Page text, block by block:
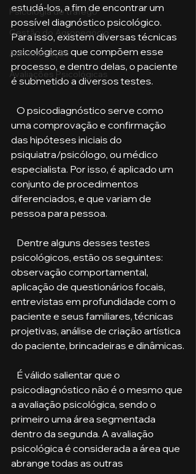
Psicologia de tráfego
Gestão do Agronegócio
Administração
Avaliações Psicológicas
estudá-los, a fim de encontrar um
possível diagnóstico psicológico.
Para isso, existem diversas técnicas
psicológicas que compõem esse
processo, e dentro delas, o paciente
é submetido a diversos testes.
uma comprovação e confirmação
das hipóteses iniciais do
psiquiatra/psicólogo, ou médico
especialista. Por isso, é aplicado um
conjunto de procedimentos
diferenciados, e que variam de
pessoa para pessoa.
psicológicos, estão os seguintes:
observação comportamental,
aplicação de questionários focais,
entrevistas em profundidade com o
paciente e seus familiares, técnicas
projetivas, análise de criação artística
do paciente, brincadeiras e dinâmicas.
psicodiagnóstico não é o mesmo que
a avaliação psicológica, sendo o
primeiro uma área segmentada
dentro da segunda. A avaliação
psicológica é considerada a área que
abrange todas as outras